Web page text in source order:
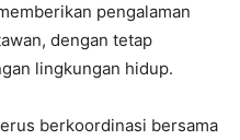
pengalaman
dengan tetap
lingkungan hidup.
berkoordinasi bersama